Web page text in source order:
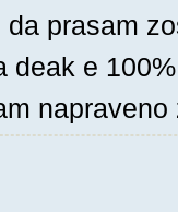
da prasam
deak e
napraveno